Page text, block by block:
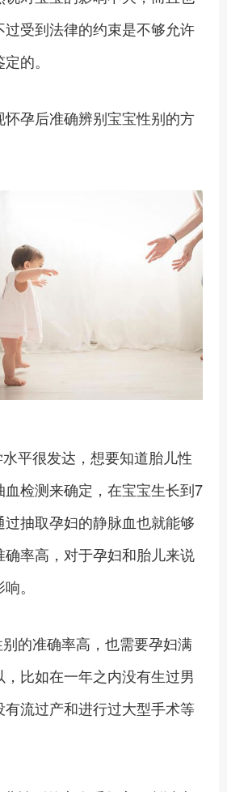
受到法律的约束是不够允许
的。
孕后准确辨别宝宝性别的方
很发达，想要知道胎儿性
检测来确定，在宝宝生长到7
过抽取孕妇的静脉血也就能够
率高，对于孕妇和胎儿来说
。
的准确率高，也需要孕妇满
比如在一年之内没有生过男
有流过产和进行过大型手术等